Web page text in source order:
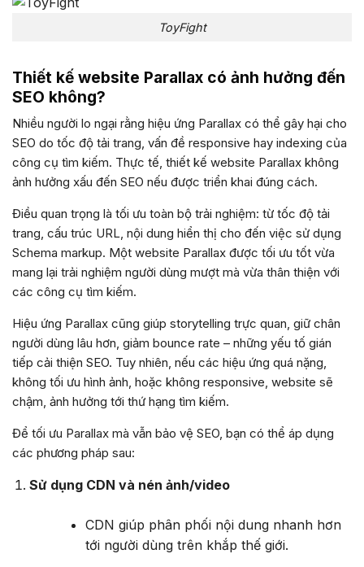
ToyFight
Thiết kế website Parallax có ảnh hưởng đến
SEO không?
Nhiều người lo ngại rằng hiệu ứng Parallax có thể gây hại cho
SEO do tốc độ tải trang, vấn đề responsive hay indexing của
công cụ tìm kiếm. Thực tế, thiết kế website Parallax không
ảnh hưởng xấu đến SEO nếu được triển khai đúng cách.
Điều quan trọng là tối ưu toàn bộ trải nghiệm: từ tốc độ tải
trang, cấu trúc URL, nội dung hiển thị cho đến việc sử dụng
Schema markup. Một website Parallax được tối ưu tốt vừa
mang lại trải nghiệm người dùng mượt mà vừa thân thiện với
các công cụ tìm kiếm.
Hiệu ứng Parallax cũng giúp storytelling trực quan, giữ chân
người dùng lâu hơn, giảm bounce rate – những yếu tố gián
tiếp cải thiện SEO. Tuy nhiên, nếu các hiệu ứng quá nặng,
không tối ưu hình ảnh, hoặc không responsive, website sẽ
chậm, ảnh hưởng tới thứ hạng tìm kiếm.
Để tối ưu Parallax mà vẫn bảo vệ SEO, bạn có thể áp dụng
các phương pháp sau:
Sử dụng CDN và nén ảnh/video
CDN giúp phân phối nội dung nhanh hơn
tới người dùng trên khắp thế giới.